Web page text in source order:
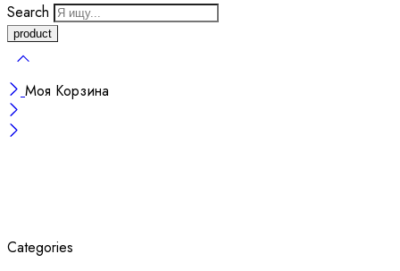
Search
Моя Корзина
Categories